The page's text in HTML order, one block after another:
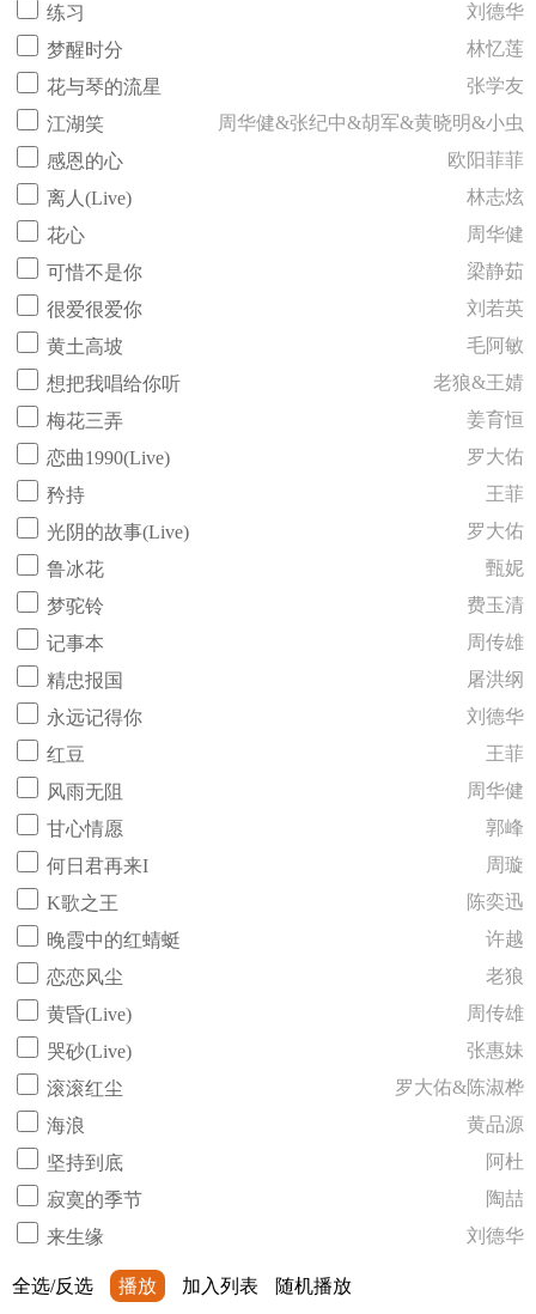
练习
刘德华
梦醒时分
林忆莲
花与琴的流星
张学友
江湖笑
周华健&张纪中&胡军&黄晓明&小虫
感恩的心
欧阳菲菲
离人(Live)
林志炫
花心
周华健
可惜不是你
梁静茹
很爱很爱你
刘若英
黄土高坡
毛阿敏
想把我唱给你听
老狼&王婧
梅花三弄
姜育恒
恋曲1990(Live)
罗大佑
矜持
王菲
光阴的故事(Live)
罗大佑
鲁冰花
甄妮
梦驼铃
费玉清
记事本
周传雄
精忠报国
屠洪纲
永远记得你
刘德华
红豆
王菲
风雨无阻
周华健
甘心情愿
郭峰
何日君再来I
周璇
K歌之王
陈奕迅
晚霞中的红蜻蜓
许越
恋恋风尘
老狼
黄昏(Live)
周传雄
哭砂(Live)
张惠妹
滚滚红尘
罗大佑&陈淑桦
海浪
黄品源
坚持到底
阿杜
寂寞的季节
陶喆
来生缘
刘德华
全选/反选 播放 加入列表 随机播放